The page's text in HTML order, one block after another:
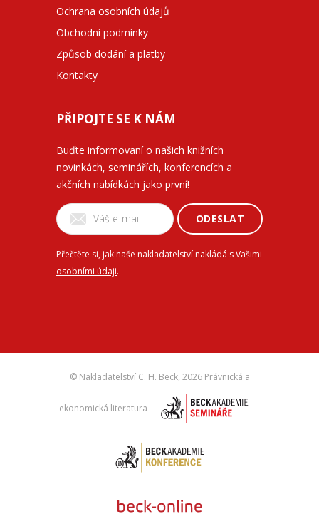
Ochrana osobních údajů
Obchodní podmínky
Způsob dodání a platby
Kontakty
PŘIPOJTE SE K NÁM
Buďte informovaní o našich knižních
novinkách, seminářích, konferencích a
akčních nabídkách jako první!
ODESLAT
Přečtěte si, jak naše nakladatelství nakládá s Vašimi
osobními údaji.
© Nakladatelství C. H. Beck, 2026 Právnická a
ekonomická literatura